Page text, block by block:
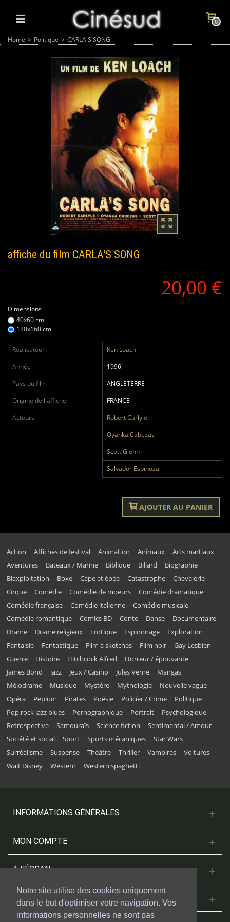
Notre site utilise des cookies uniquement
dans le but d'optimiser votre navigation. Vos
informations personnelles ne sont pas
0
Home > Politique > CARLA'S SONG
affiche du film CARLA'S SONG
20,00 €
Dimensions
40x60 cm
120x160 cm
Réalisateur
Ken Loach
Année
1996
Pays du film
ANGLETERRE
Origine de l'affiche
FRANCE
Acteurs
Robert Carlyle
Oyanka Cabezas
Scott Glenn
Salvador Espinoza
AJOUTER AU PANIER
Action Affiches de festival Animation Animaux
Arts martiaux
Aventures
Bateaux / Marine Biblique Billard
Biographie
Blaxploitation
Boxe Cape et épée Catastrophe
Chevalerie
Cirque
Comédie Comédie de moeurs
Comédie dramatique
Comédie française
Comédie italienne
Comédie musicale
Comédie romantique
Comics BD Conte Danse
Documentaire
Drame
Drame religieux Erotique Espionnage
Exploration
Fantaisie
Fantastique Film à sketches Film noir
Gay Lesbien
Guerre
Histoire Hitchcock Alfred
Horreur / épouvante
James Bond
jazz Jeux / Casino Jules Verne
Mangas
Mélodrame
Musique Mystère Mythologie
Nouvelle vague
Opéra
Peplum Pirates Poésie Policier / Crime
Politique
Pop rock jazz blues
Pornographique Portrait
Psychologique
Retrospective
Samouraïs Science fiction
Sentimental / Amour
Société et social
Sport Sports mécaniques
Star Wars
Surréalisme
Suspense Théâtre Thriller Vampires
Voitures
Walt Disney
Western Western spaghetti
INFORMATIONS GÉNÉRALES
MON COMPTE
A L'ÉCRAN
NOUS CONTACTER